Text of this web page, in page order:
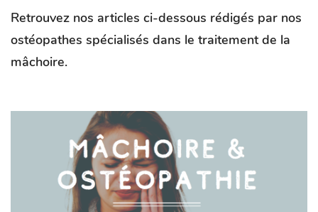
Retrouvez nos articles ci-dessous rédigés par nos
ostéopathes spécialisés dans le traitement de la
mâchoire.